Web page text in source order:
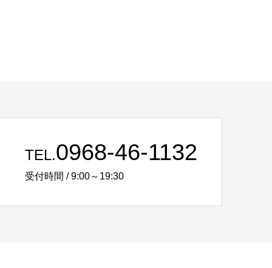
TEL.0968-46-1132
受付時間 / 9:00～19:30